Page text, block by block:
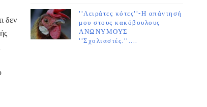
δεν
''Λειράτες κότες''-Η απάντησή
μου στους κακόβουλους
ΑΝΩΝΥΜΟΥΣ
''Σχολιαστές.''....